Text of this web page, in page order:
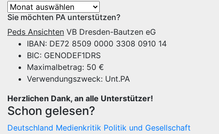
Archiv
Sie möchten PA unterstützen?
Peds Ansichten VB Dresden-Bautzen eG
IBAN: DE72 8509 0000 3308 0910 14
BIC: GENODEF1DRS
Maximalbetrag: 50 €
Verwendungszweck: Unt.PA
Herzlichen Dank, an alle Unterstützer!
Schon gelesen?
Deutschland Medienkritik Politik und Gesellschaft